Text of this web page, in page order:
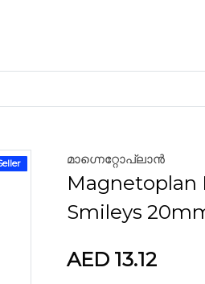
മെറ്റീരിയലുകൾ
മാഗ്നെറ്റോപ്ലാൻ
Magnetoplan
Smileys
AED 13.12